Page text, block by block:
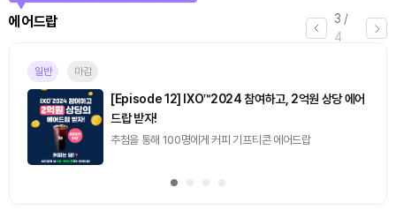
4 /
4
퀴즈
진행중
[토큰포스트] 기사 퀴즈 658회차
2026.08.07 (금) ~ 2026.08.08 (토)